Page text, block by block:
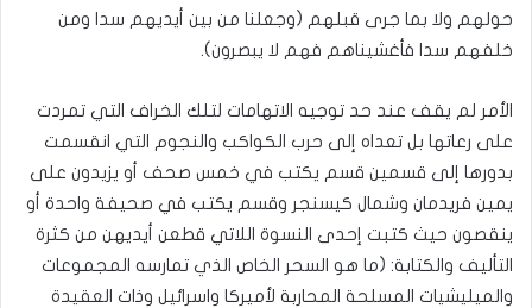
حولهم ولا بما جرى قبلهم (وجعلنا من بين أيديهم سدا ومن
خلفهم سدا فأغشيناهم فهم لا يبصرون).
الأمر لم يقف عند حد توجيه الاتهامات لتلك الخراف التي تمردت
على رعاتها بل تعداه إلى حرب الكواكب والنجوم التي انقسمت
بدورها إلى قسمين قسم يكتب في خمس صحف أو يزيدون على
يمين فريدمان وشمال كيسنجر وقسم يكتب في صحيفة واحدة أو
ينقصون حيث كتبت إحدى النسوة اللاتي قطعن أيديهن من كثرة
التأليف والكتابة: (ما هو السحر الخاص الذي تمارسه المجموعات
والميليشيات المسلحة المحاربة لأميركا واسرائيل وذات العقيدة